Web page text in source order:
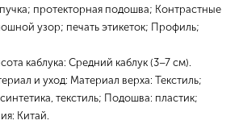
протекторная подошва; Контрастные
узор; печать этикеток; Профиль;
каблука: Средний каблук (3–7 см).
и уход: Материал верха: Текстиль;
текстиль; Подошва: пластик;
Китай.